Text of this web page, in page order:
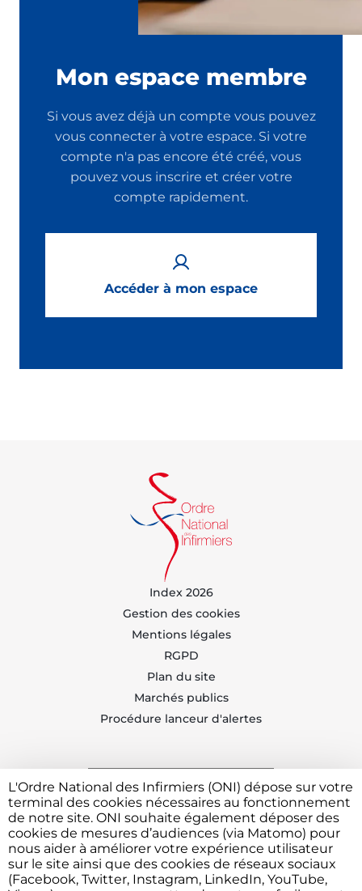
Mon espace membre
Si vous avez déjà un compte vous pouvez
vous connecter à votre espace. Si votre
compte n'a pas encore été créé, vous
pouvez vous inscrire et créer votre
compte rapidement.
Accéder à mon espace
Index 2026
Gestion des cookies
Mentions légales
RGPD
Plan du site
Marchés publics
Procédure lanceur d'alertes
Trouvez votre CDOI
Contacter l'ONI
L'Ordre National des Infirmiers (ONI) dépose sur votre
terminal des cookies nécessaires au fonctionnement
de notre site. ONI souhaite également déposer des
cookies de mesures d’audiences (via Matomo) pour
nous aider à améliorer votre expérience utilisateur
sur le site ainsi que des cookies de réseaux sociaux
(Facebook, Twitter, Instagram, LinkedIn, YouTube,